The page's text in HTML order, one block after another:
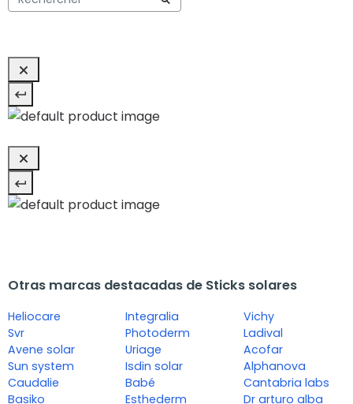
Otras marcas destacadas de Sticks solares
Heliocare
Svr
Avene solar
Sun system
Caudalie
Basiko
Integralia
Photoderm
Uriage
Isdin solar
Babé
Esthederm
Vichy
Ladival
Acofar
Alphanova
Cantabria labs
Dr arturo alba